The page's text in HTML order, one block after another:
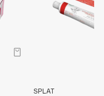
SPLAT